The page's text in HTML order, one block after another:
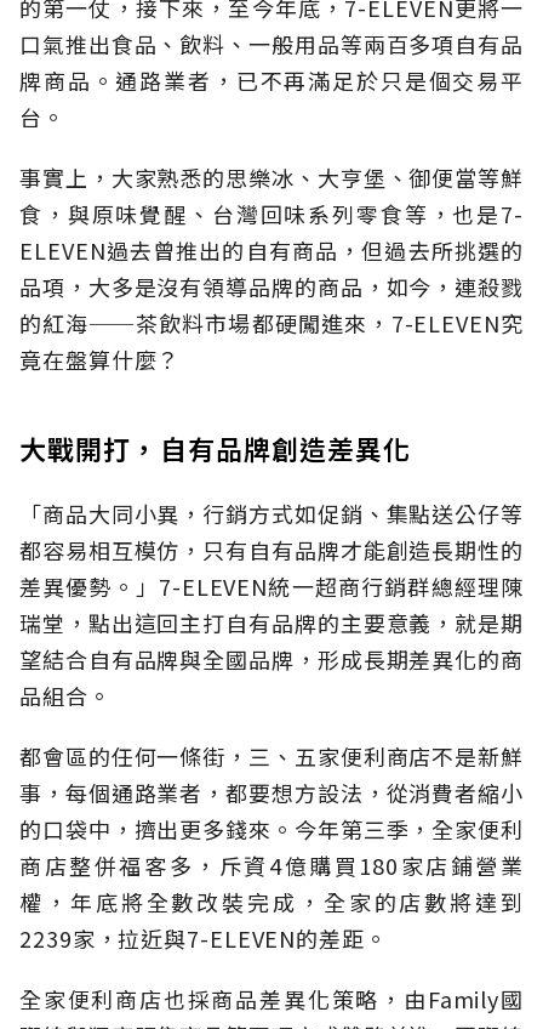
的第一仗，接下來，至今年底，7-ELEVEN更將一
口氣推出食品、飲料、一般用品等兩百多項自有品
牌商品。通路業者，已不再滿足於只是個交易平
台。
事實上，大家熟悉的思樂冰、大亨堡、御便當等鮮
食，與原味覺醒、台灣回味系列零食等，也是7-
ELEVEN過去曾推出的自有商品，但過去所挑選的
品項，大多是沒有領導品牌的商品，如今，連殺戮
的紅海──茶飲料市場都硬闖進來，7-ELEVEN究
竟在盤算什麼？
大戰開打，自有品牌創造差異化
「商品大同小異，行銷方式如促銷、集點送公仔等
都容易相互模仿，只有自有品牌才能創造長期性的
差異優勢。」7-ELEVEN統一超商行銷群總經理陳
瑞堂，點出這回主打自有品牌的主要意義，就是期
望結合自有品牌與全國品牌，形成長期差異化的商
品組合。
都會區的任何一條街，三、五家便利商店不是新鮮
事，每個通路業者，都要想方設法，從消費者縮小
的口袋中，擠出更多錢來。今年第三季，全家便利
商店整併福客多，斥資4億購買180家店鋪營業
權，年底將全數改裝完成，全家的店數將達到
2239家，拉近與7-ELEVEN的差距。
全家便利商店也採商品差異化策略，由Family國